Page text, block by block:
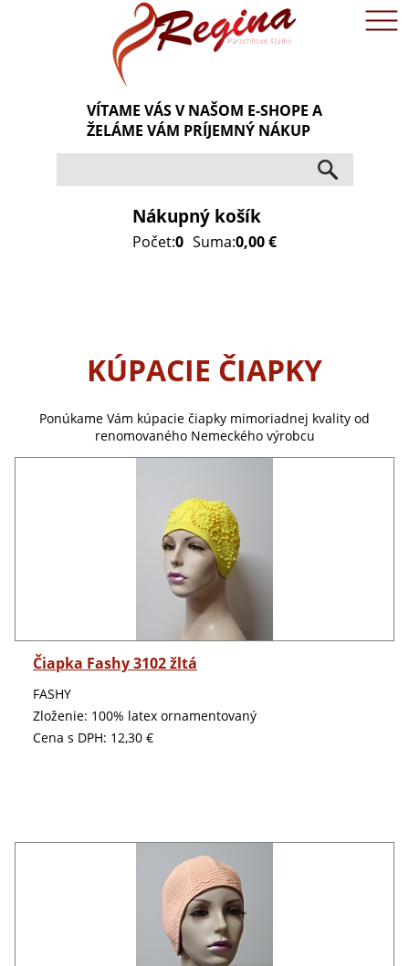
VÍTAME VÁS V NAŠOM E-SHOPE A
ŽELÁME VÁM PRÍJEMNÝ NÁKUP
Nákupný košík
Počet:0 Suma:0,00 €
KÚPACIE ČIAPKY
Ponúkame Vám kúpacie čiapky mimoriadnej kvality od
renomovaného Nemeckého výrobcu
Detail
Čiapka Fashy 3102 žltá
FASHY
Zloženie: 100% latex ornamentovaný
Cena s DPH: 12,30 €